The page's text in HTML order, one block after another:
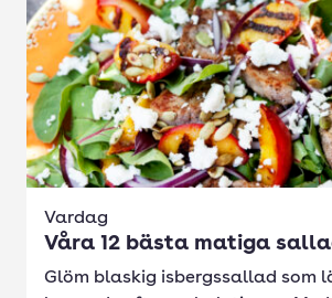
Vardag
Våra 12 bästa matiga
Glöm blaskig isbergssallad som